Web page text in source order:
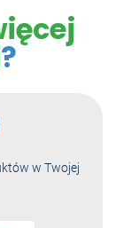
?
w Twojej